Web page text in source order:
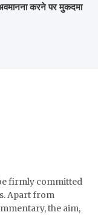
करने पर मुकदमा
firmly committed
Apart from
the aim,